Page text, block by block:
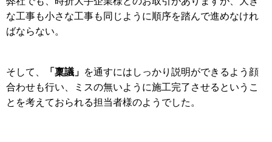
な工事も小さな工事も同じように順序を踏んで進めなけれ
ばならない。
そして、 「稟議」 を通すにはしっかり説明ができるよう顔
合わせも行い、ミスの無いように施工完了させるというこ
とを考えておられる担当者様のようでした。